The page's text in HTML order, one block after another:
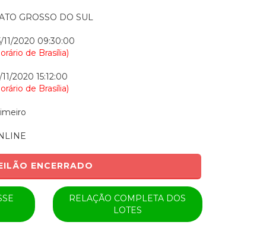
GROSSO DO SUL
11/2020 09:30:00
de Brasília)
11/2020 15:12:00
de Brasília)
ENCERRADO
RELAÇÃO COMPLETA DOS
LOTES